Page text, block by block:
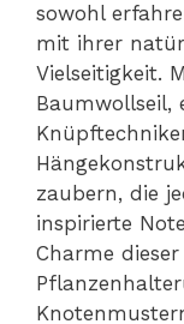
sowohl
mit ihrer
Vielseitigkeit.
Baumwollseil,
zaubern, die
inspirierte
Charme